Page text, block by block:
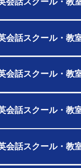
会話スクール・教
会話スクール・教
会話スクール・教
会話スクール・教